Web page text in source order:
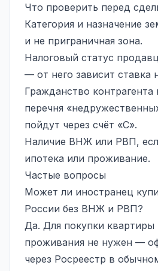
Что проверить перед
Категория и назначение
и не приграничная зона.
Налоговый статус
— от него зависит ставка
Гражданство
перечня
пойдут через счёт «С».
Наличие ВНЖ или РВП,
ипотека или проживание.
Частые вопросы
Может ли иностранец
России без ВНЖ и РВП?
Да. Для покупки квартиры
проживания не нужен —
через Росреестр в